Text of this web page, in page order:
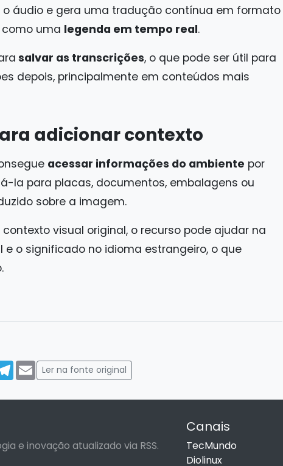
o áudio e gera uma tradução contínua em formato
uma legenda em tempo real.
salvar as transcrições, o que pode ser útil para
depois, principalmente em conteúdos mais
adicionar contexto
acessar informações do ambiente por
la para placas, documentos, embalagens ou
sobre a imagem.
visual original, o recurso pode ajudar na
o significado no idioma estrangeiro, o que
Telegram
Email
Ler na fonte original
e inovação atualizado via RSS.
Canais
TecMundo
Diolinux